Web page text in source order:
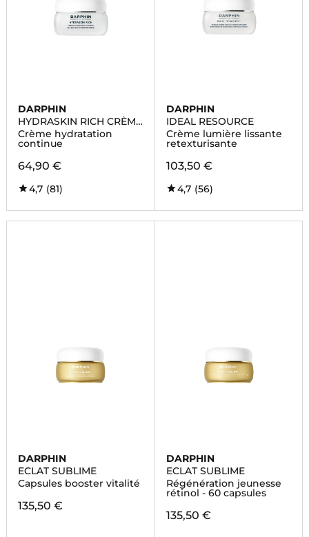
DARPHIN
HYDRASKIN RICH CRÈME
HYDRATANTE
Crème hydratation
continue
64,90 €
4,7 (81)
DARPHIN
IDEAL RESOURCE
Crème lumière lissante
retexturisante
103,50 €
4,7 (56)
DARPHIN
ECLAT SUBLIME
Capsules booster vitalité
135,50 €
DARPHIN
ECLAT SUBLIME
Régénération jeunesse
rétinol - 60 capsules
135,50 €